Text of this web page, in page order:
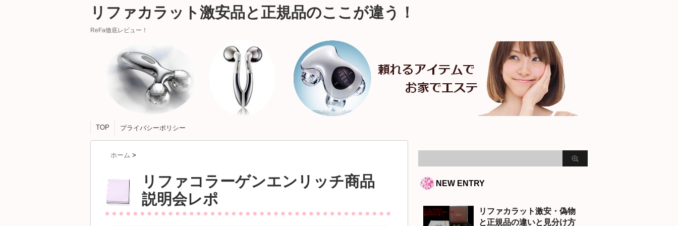
リファカラット激安品と正規品のここが違う！
ReFa徹底レビュー！
TOP プライバシーポリシー
ホーム >
リファコラーゲンエンリッチ商品
説明会レポ
NEW ENTRY
リファカラット激安・偽物
と正規品の違いと見分け方